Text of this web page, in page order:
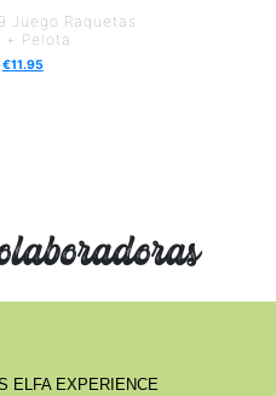
Juego Raquetas
+ Pelota
€11.95
ELFA EXPERIENCE